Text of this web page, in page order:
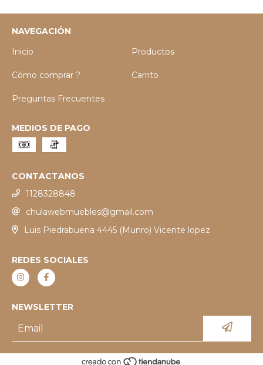
NAVEGACIÓN
Inicio
Productos
Cómo comprar ? Carrito
Preguntas Frecuentes
MEDIOS DE PAGO
CONTACTANOS
1128328848
chulawebmuebles@gmail.com
Luis Piedrabuena 4445 (Munro) Vicente lopez
REDES SOCIALES
NEWSLETTER